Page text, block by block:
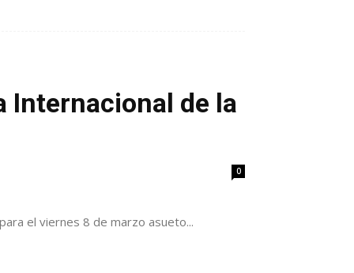
Internacional de la
0
el viernes 8 de marzo asueto...